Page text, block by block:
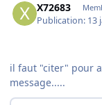
X72683
Publication: 13
il faut "citer" pour
message.....